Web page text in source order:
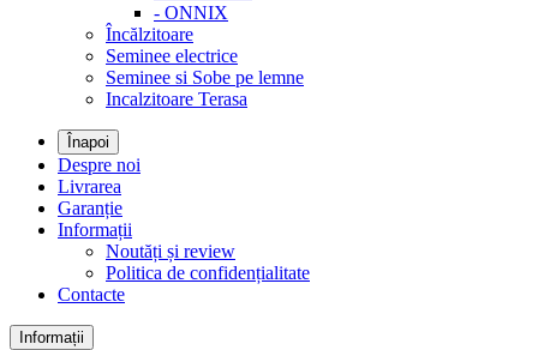
- ONNIX
Încălzitoare
Seminee electrice
Seminee si Sobe pe lemne
Incalzitoare Terasa
Înapoi
Despre noi
Livrarea
Garanție
Informații
Noutăți și review
Politica de confidențialitate
Contacte
Informații